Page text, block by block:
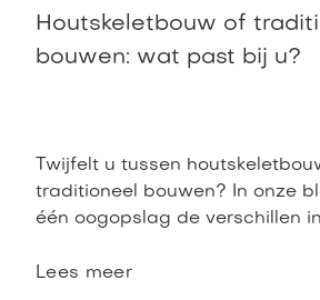
Houtskeletbouw of
bouwen: wat past bij u?
Twijfelt u tussen
traditioneel bouwen? In onze
één oogopslag de verschillen
Zo kiest u precies de
Lees meer